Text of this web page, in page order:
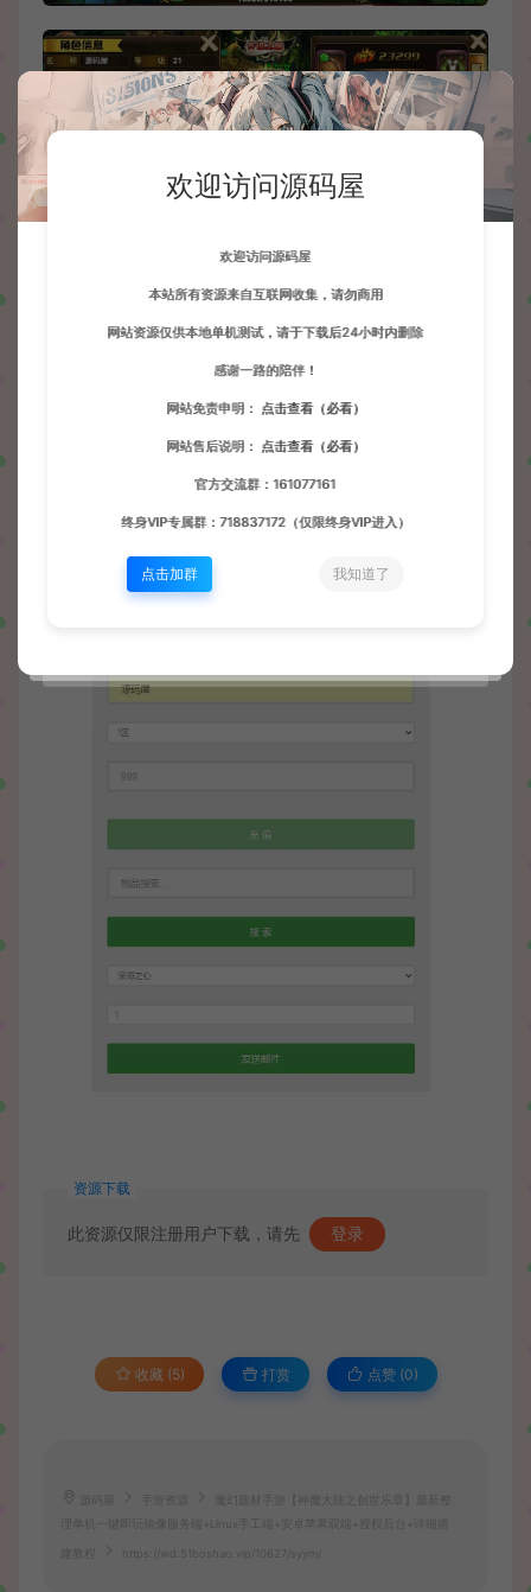
资源下载
此资源仅限注册用户下载，请先 登录
收藏 (5) 打赏 点赞 (0)
手游资源
魔幻题材手游【神魔大陆之创世乐章】最新整
理单机一键即玩镜像服务端+Linux手工端+安卓苹果双端+授权后台+详细搭
建教程 https://wd.51boshao.vip/10627/syym/
欢迎访问源码屋
欢迎访问源码屋
本站所有资源来自互联网收集，请勿商用
网站资源仅供本地单机测试，请于下载后24小时内删除
感谢一路的陪伴！
网站免责申明： 点击查看（必看）
网站售后说明： 点击查看（必看）
官方交流群：161077161
终身VIP专属群：718837172（仅限终身VIP进入）
点击加群 我知道了